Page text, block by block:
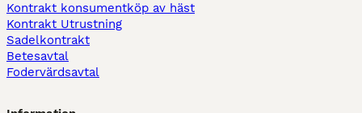
Kontrakt konsumentköp av häst
Kontrakt Utrustning
Sadelkontrakt
Betesavtal
Fodervärdsavtal